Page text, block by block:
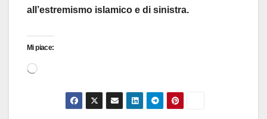
all’estremismo islamico e di sinistra.
Mi piace:
Caricamento